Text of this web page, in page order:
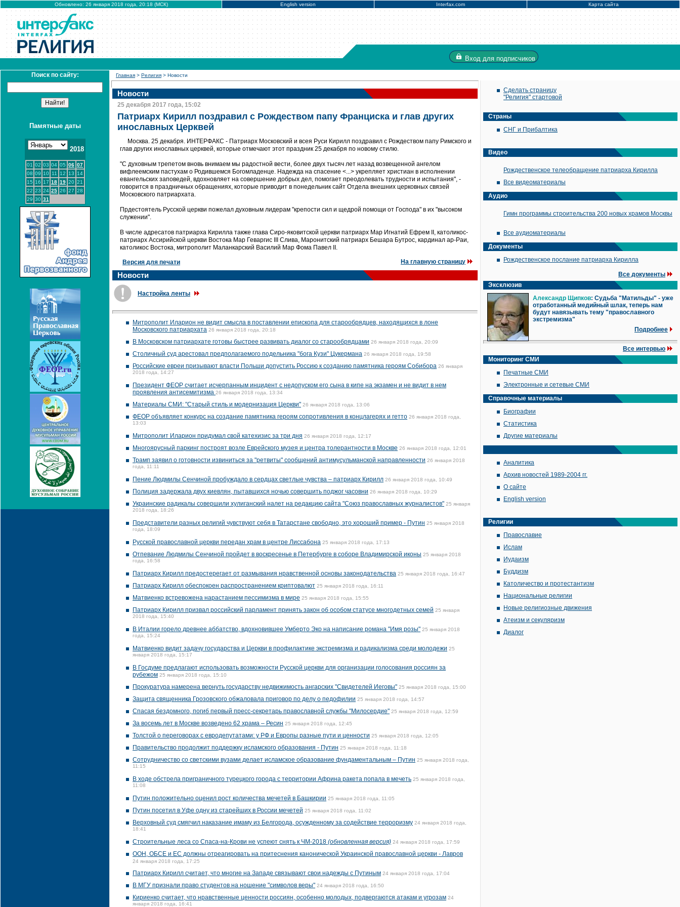
Обновлено: 26 января 2018 года, 20:18 (МСК) English version Interfax.com Карта сайта
Вход для подписчиков
Поиск по сайту:
Памятные даты
2018
01 02 03 04 05 06 07
08 09 10 11 12 13
14
15 16 17 18 19 20 21
22 23 24 25 26 27 28
29 30 31
Главная > Религия > Новости
Новости
25 декабря 2017 года, 15:02
Патриарх Кирилл поздравил с Рождеством папу Франциска и глав других
инославных Церквей
Москва. 25 декабря. ИНТЕРФАКС - Патриарх Московский и всея Руси Кирилл поздравил с Рождеством папу Римского и
глав других инославных церквей, которые отмечают этот праздник 25 декабря по новому стилю.
"С духовным трепетом вновь внимаем мы радостной вести, более двух тысяч лет назад возвещенной ангелом
вифлеемским пастухам о Родившемся Богомладенце. Надежда на спасение <...> укрепляет христиан в исполнении
евангельских заповедей, вдохновляет на совершение добрых дел, помогает преодолевать трудности и испытания", -
говорится в праздничных обращениях, которые приводит в понедельник сайт Отдела внешних церковных связей
Московского патриархата.
Прдестоятель Русской церкви пожелал духовным лидерам "крепости сил и щедрой помощи от Господа" в их "высоком
служении".
В числе адресатов патриарха Кирилла также глава Сиро-яковитской церкви патриарх Мар Игнатий Ефрем II, католикос-
патриарх Ассирийской церкви Востока Map Геваргис III Слива, Маронитский патриарх Бешара Бутрос, кардинал ар-Раи,
католикос Востока, митрополит Маланкарский Василий Мap Фома Павел II.
Версия для печати На главную страницу
Новости
Настройка ленты
Митрополит Иларион не видит смысла в поставлении епископа для старообрядцев, находящихся в лоне
Московского патриархата 26 января 2018 года, 20:18
В Московском патриархате готовы быстрее развивать диалог со старообрядцами 26 января 2018 года, 20:09
Столичный суд арестовал предполагаемого подельника "бога Кузи" Цукермана 26 января 2018 года, 19:58
Российские евреи призывают власти Польши допустить Россию к созданию памятника героям Собибора 26 января
2018 года, 14:27
Президент ФЕОР считает исчерпанным инцидент с недопуском его сына в кипе на экзамен и не видит в нем
проявления антисемитизма 26 января 2018 года, 13:34
Материалы СМИ: "Старый стиль и модернизация Церкви" 26 января 2018 года, 13:06
ФЕОР объявляет конкурс на создание памятника героям сопротивления в концлагерях и гетто 26 января 2018 года,
13:03
Митрополит Иларион придумал свой катехизис за три дня 26 января 2018 года, 12:17
Многоярусный паркинг построят возле Еврейского музея и центра толерантности в Москве 26 января 2018 года, 12:01
Трамп заявил о готовности извиниться за "ретвиты" сообщений антимусульманской направленности 26 января 2018
года, 11:11
Пение Людмилы Сенчиной пробуждало в сердцах светлые чувства – патриарх Кирилл 26 января 2018 года, 10:49
Полиция задержала двух киевлян, пытавшихся ночью совершить поджог часовни 26 января 2018 года, 10:29
Украинские радикалы совершили хулиганский налет на редакцию сайта "Союз православных журналистов" 25 января
2018 года, 18:26
Представители разных религий чувствуют себя в Татарстане свободно, это хороший пример - Путин 25 января 2018
года, 18:09
Русской православной церкви передан храм в центре Лиссабона 25 января 2018 года, 17:13
Отпевание Людмилы Сенчиной пройдет в воскресенье в Петербурге в соборе Владимирской иконы 25 января 2018
года, 16:58
Патриарх Кирилл предостерегает от размывания нравственной основы законодательства 25 января 2018 года, 16:47
Патриарх Кирилл обеспокоен распространением криптовалют 25 января 2018 года, 16:11
Матвиенко встревожена нарастанием пессимизма в мире 25 января 2018 года, 15:55
Патриарх Кирилл призвал российский парламент принять закон об особом статусе многодетных семей 25 января
2018 года, 15:40
В Италии горело древнее аббатство, вдохновившее Умберто Эко на написание романа "Имя розы" 25 января 2018
года, 15:24
Матвиенко видит задачу государства и Церкви в профилактике экстремизма и радикализма среди молодежи 25
января 2018 года, 15:17
В Госдуме предлагают использовать возможности Русской церкви для организации голосования россиян за
рубежом 25 января 2018 года, 15:10
Прокуратура намерена вернуть государству недвижимость ангарских "Свидетелей Иеговы" 25 января 2018 года, 15:00
Защита священника Грозовского обжаловала приговор по делу о педофилии 25 января 2018 года, 14:57
Спасая бездомного, погиб первый пресс-секретарь православной службы "Милосердие" 25 января 2018 года, 12:59
За восемь лет в Москве возведено 62 храма – Ресин 25 января 2018 года, 12:45
Толстой о переговорах с евродепутатами: у РФ и Европы разные пути и ценности 25 января 2018 года, 12:05
Правительство продолжит поддержку исламского образования - Путин 25 января 2018 года, 11:18
Сотрудничество со светскими вузами делает исламское образование фундаментальным – Путин 25 января 2018 года,
11:15
В ходе обстрела приграничного турецкого города с территории Африна ракета попала в мечеть 25 января 2018 года,
11:08
Путин положительно оценил рост количества мечетей в Башкирии 25 января 2018 года, 11:05
Путин посетил в Уфе одну из старейших в России мечетей 25 января 2018 года, 11:02
Верховный суд смягчил наказание имаму из Белгорода, осужденному за содействие терроризму 24 января 2018 года,
18:41
Строительные леса со Спаса-на-Крови не успеют снять к ЧМ-2018 (обновленная версия) 24 января 2018 года, 17:59
ООН, ОБСЕ и ЕС должны отреагировать на притеснения канонической Украинской православной церкви - Лавров
24 января 2018 года, 17:25
Патриарх Кирилл считает, что многие на Западе связывают свои надежды с Путиным 24 января 2018 года, 17:04
В МГУ признали право студентов на ношение "символов веры" 24 января 2018 года, 16:50
Кириенко считает, что нравственные ценности россиян, особенно молодых, подвергаются атакам и угрозам 24
января 2018 года, 16:41
Сделать страницу
"Религия" стартовой
Страны
СНГ и Прибалтика
Видео
Рождественское телеобращение патриарха Кирилла
Все видеоматериалы
Аудио
Гимн программы строительства 200 новых храмов Москвы
Все аудиоматериалы
Документы
Рождественское послание патриарха Кирилла
Все документы
Эксклюзив
Александр Щипков: Судьба "Матильды" - уже
отработанный медийный шлак, теперь нам
будут навязывать тему "православного
экстремизма"
Подробнее
Все интервью
Мониторинг СМИ
Печатные СМИ
Электронные и сетевые СМИ
Справочные материалы
Биографии
Статистика
Другие материалы
Аналитика
Архив новостей 1989-2004 гг.
О сайте
English version
Религии
Православие
Ислам
Иудаизм
Буддизм
Католичество и протестантизм
Национальные религии
Новые религиозные движения
Атеизм и секуляризм
Диалог